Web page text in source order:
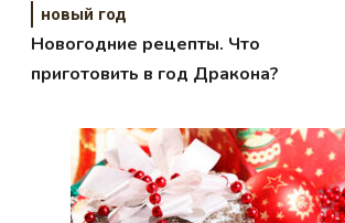
новый год
Новогодние рецепты. Что
приготовить в год Дракона?